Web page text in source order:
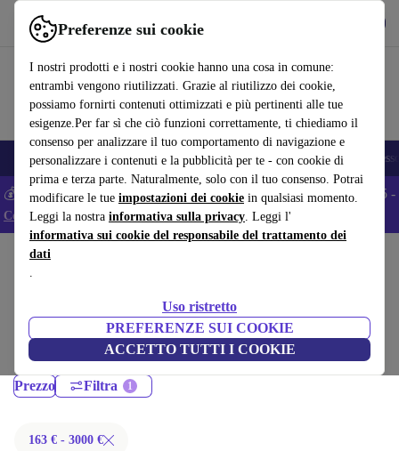
Preferenze sui cookie
I nostri prodotti e i nostri cookie hanno una cosa in comune:
entrambi vengono riutilizzati. Grazie al riutilizzo dei cookie,
possiamo fornirti contenuti ottimizzati e più pertinenti alle tue
esigenze.Per far sì che ciò funzioni correttamente, ti chiediamo il
consenso per analizzare il tuo comportamento di navigazione e
personalizzare i contenuti e la pubblicità per te - con cookie di
prima e terza parte. Naturalmente, solo con il tuo consenso. Potrai
modificare le tue impostazioni dei cookie in qualsiasi momento.
Leggi la nostra informativa sulla privacy. Leggi l'
informativa sui cookie del responsabile del trattamento dei
dati
.
Uso ristretto
PREFERENZE SUI COOKIE
ACCETTO TUTTI I COOKIE
Usa refurbed in modo rapido e semplice
🎒 Back to school Smartphone Portatili Tablet Smartwatch
💰 Extra -5% su tutti gli smartphone Android - Codice: ANDROID5 -
Condizioni
Home
Desktop HP ricondizionati certificati sotto 3000 – risparmia fino al 40%.
Resi entro 30 giorni e garanzia di 12 mesi. Acquista in modo sostenibile
oggi!
Prezzo Filtra
163 € - 3000 €